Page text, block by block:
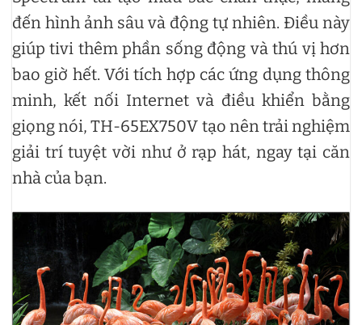
đến hình ảnh sâu và động tự nhiên. Điều này
giúp tivi thêm phần sống động và thú vị hơn
bao giờ hết. Với tích hợp các ứng dụng thông
minh, kết nối Internet và điều khiển bằng
giọng nói, TH-65EX750V tạo nên trải nghiệm
giải trí tuyệt vời như ở rạp hát, ngay tại căn
nhà của bạn.